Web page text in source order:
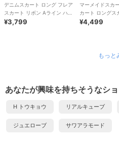
デニムスカート ロング フレア
スカート リボン Aライン ハイ
ウエスト 大きいサイズ レディ
¥3,799
マーメイドスカ
カート ロングス
繍 ハイウエスト
¥4,499
もっと
あなたが興味を持ちそうなシ
H トウキョウ リアルキューブ
ジュエローブ サワアラモード